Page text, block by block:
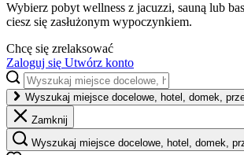
Wybierz pobyt wellness z jacuzzi, sauną lub
ciesz się zasłużonym wypoczynkiem.
Chcę się zrelaksować
Zaloguj się Utwórz konto
Wyszukaj miejsce docelowe, hotel, domek,
Zamknij
Wyszukaj miejsce docelowe, hotel, domek,